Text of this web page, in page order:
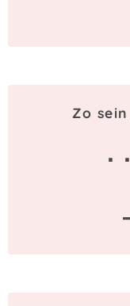
Zo
· ·